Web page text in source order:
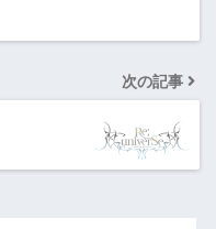
次の記事